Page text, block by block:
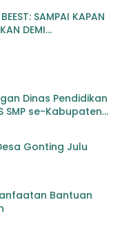
SAMPAI KAPAN
DEMI
IJEN DESAK
Dinas Pendidikan
SMP se-Kabupaten
Gonting Julu
Bantuan